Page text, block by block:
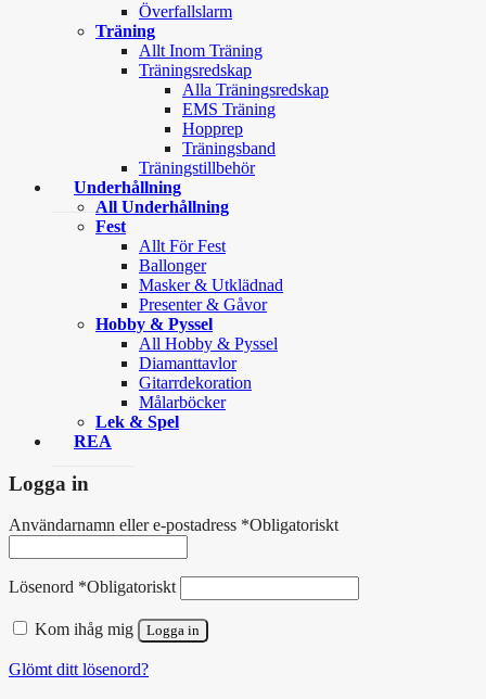
Överfallslarm
Träning
Allt Inom Träning
Träningsredskap
Alla Träningsredskap
EMS Träning
Hopprep
Träningsband
Träningstillbehör
Underhållning
All Underhållning
Fest
Allt För Fest
Ballonger
Masker & Utklädnad
Presenter & Gåvor
Hobby & Pyssel
All Hobby & Pyssel
Diamanttavlor
Gitarrdekoration
Målarböcker
Lek & Spel
REA
Logga in
Användarnamn eller e-postadress *Obligatoriskt
Lösenord *Obligatoriskt
Kom ihåg mig Logga in
Glömt ditt lösenord?